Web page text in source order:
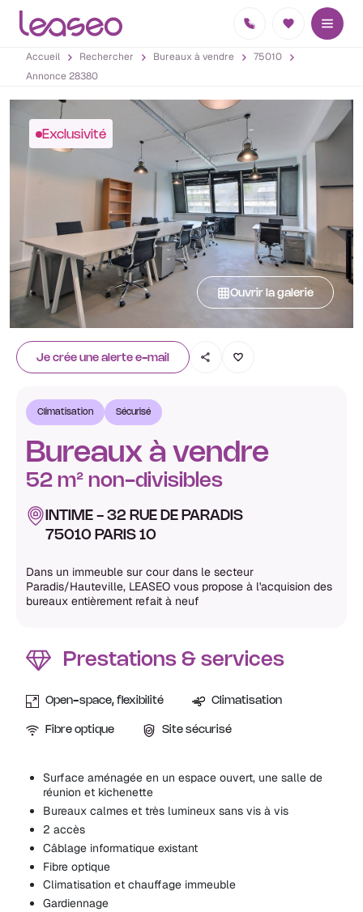
Accueil Rechercher Bureaux à vendre
75010
Annonce 28380
Exclusivité
Ouvrir la galerie
Je crée une alerte e-mail
Climatisation Sécurisé
Bureaux à vendre
52 m² non-divisibles
INTIME - 32 RUE DE PARADIS
75010 PARIS 10
Dans un immeuble sur cour dans le secteur
Paradis/Hauteville, LEASEO vous propose à l'acquision des
bureaux entièrement refait à neuf
Prestations & services
Open-space, flexibilité Climatisation
Fibre optique Site sécurisé
Surface aménagée en un espace ouvert, une salle de
réunion et kichenette
Bureaux calmes et très lumineux sans vis à vis
2 accès
Câblage informatique existant
Fibre optique
Climatisation et chauffage immeuble
Gardiennage